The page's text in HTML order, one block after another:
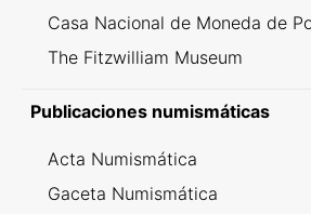
Casa Nacional de Moneda de
The Fitzwilliam Museum
Publicaciones numismáticas
Acta Numismática
Gaceta Numismática